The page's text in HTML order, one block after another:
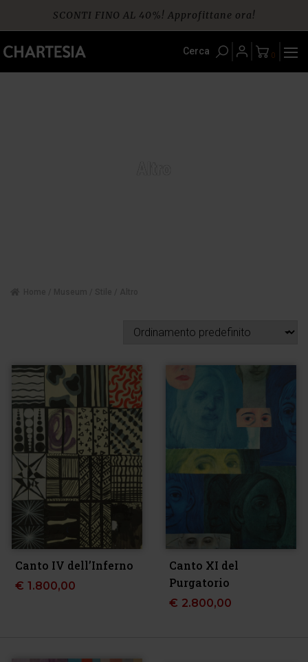
content
SCONTI FINO AL 40%! Approfittane ora!
Spedizione gratuita per ordini da € 60
Cerca 0
Canto IV dell’Inferno
€ 1.800,00
Canto XI del
Purgatorio
€ 2.800,00